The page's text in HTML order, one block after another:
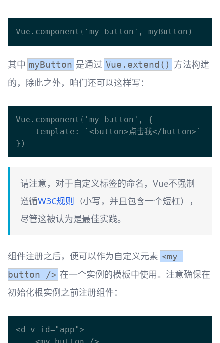
其中 myButton 是通过 Vue.extend() 方法构建
的，除此之外，咱们还可以这样写：
Vue.component('my-button', {
请注意，对于自定义标签的命名，Vue不强制
遵循W3C规则 （小写，并且包含一个短杠），
尽管这被认为是最佳实践。
组件注册之后，便可以作为自定义元素 <my-
button /> 在一个实例的模板中使用。注意确保在
初始化根实例之前注册组件：
<div id="app">